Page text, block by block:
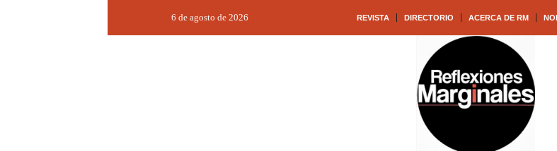
REVISTA DIRECTORIO ACERCA DE RM
6 de agosto de 2026